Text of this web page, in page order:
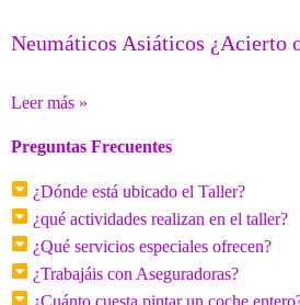
Neumáticos Asiáticos ¿Acierto
Leer más »
Preguntas Frecuentes
¿Dónde está ubicado el Taller?
¿qué actividades realizan en el taller?
¿Qué servicios especiales ofrecen?
¿Trabajáis con Aseguradoras?
¿Cuánto cuesta pintar un coche